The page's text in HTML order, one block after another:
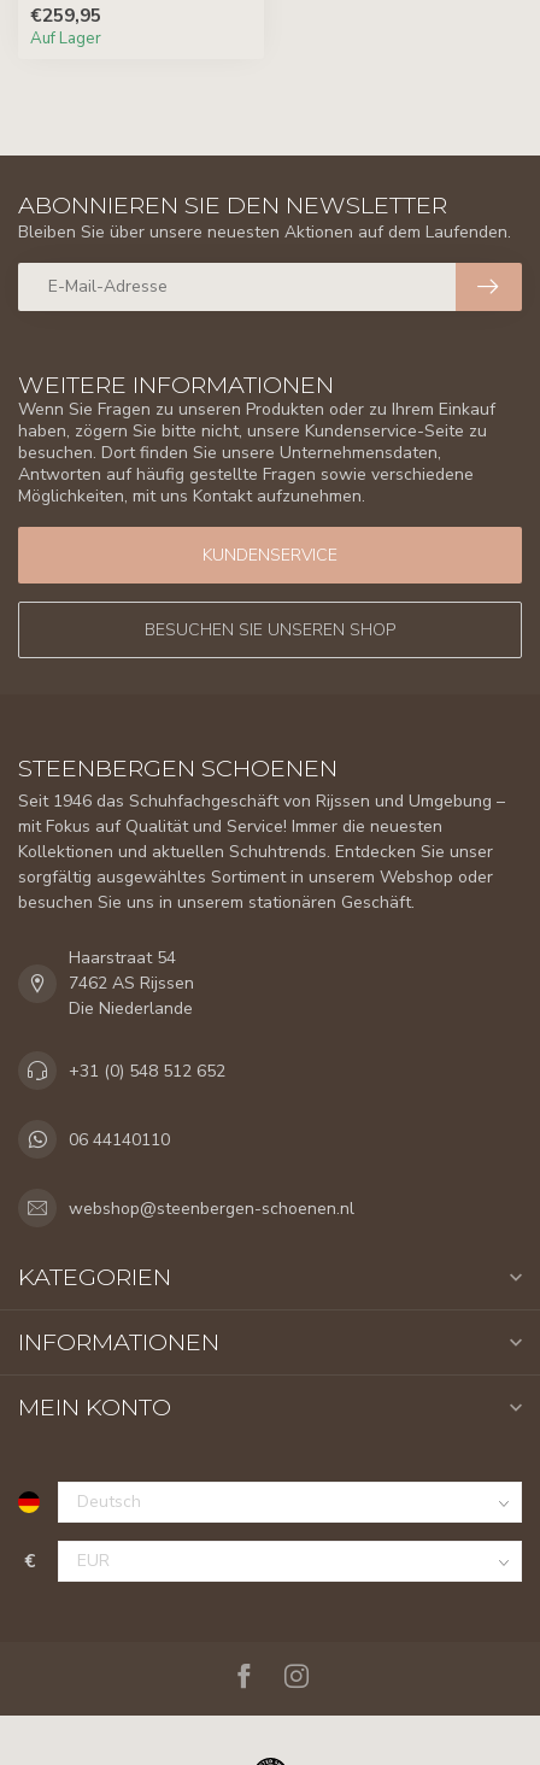
€259,95
Auf Lager
WEITERE INFORMATIONEN
Wenn Sie Fragen zu unseren Produkten oder zu Ihrem Einkauf
haben, zögern Sie bitte nicht, unsere Kundenservice-Seite zu
besuchen. Dort finden Sie unsere Unternehmensdaten,
Antworten auf häufig gestellte Fragen sowie verschiedene
Möglichkeiten, mit uns Kontakt aufzunehmen.
KUNDENSERVICE
BESUCHEN SIE UNSEREN SHOP
ABONNIEREN SIE DEN NEWSLETTER
Bleiben Sie über unsere neuesten Aktionen auf dem Laufenden.
STEENBERGEN SCHOENEN
Seit 1946 das Schuhfachgeschäft von Rijssen und Umgebung –
mit Fokus auf Qualität und Service! Immer die neuesten
Kollektionen und aktuellen Schuhtrends. Entdecken Sie unser
sorgfältig ausgewähltes Sortiment in unserem Webshop oder
besuchen Sie uns in unserem stationären Geschäft.
Haarstraat 54
7462 AS Rijssen
Die Niederlande
+31 (0) 548 512 652
06 44140110
webshop@steenbergen-schoenen.nl
KATEGORIEN
INFORMATIONEN
MEIN KONTO
€